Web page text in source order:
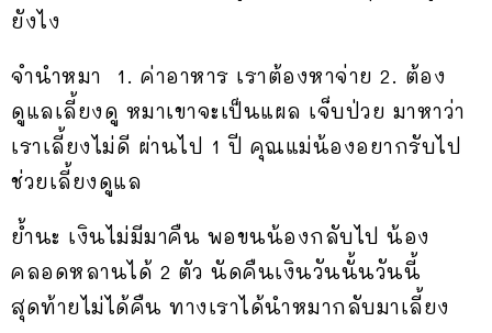
ยังไง
จำนำหมา 1. ค่าอาหาร เราต้องหาจ่าย 2. ต้อง
ดูแลเลี้ยงดู หมาเขาจะเป็นแผล เจ็บป่วย มาหาว่า
เราเลี้ยงไม่ดี ผ่านไป 1 ปี คุณแม่น้องอยากรับไป
ช่วยเลี้ยงดูแล
ย้ำนะ เงินไม่มีมาคืน พอขนน้องกลับไป น้อง
คลอดหลานได้ 2 ตัว นัดคืนเงินวันนั้นวันนี้
สุดท้ายไม่ได้คืน ทางเราได้นำหมากลับมาเลี้ยง